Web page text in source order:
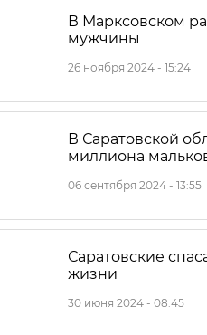
В Марксовском
мужчины
26 ноября 2024 - 15:24
В Саратовской
миллиона
06 сентября 2024 - 13:55
Саратовские
жизни
30 июня 2024 - 08:45